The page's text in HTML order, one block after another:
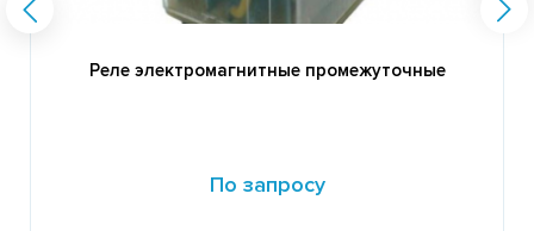
Реле электромагнитные промежуточные
По запросу